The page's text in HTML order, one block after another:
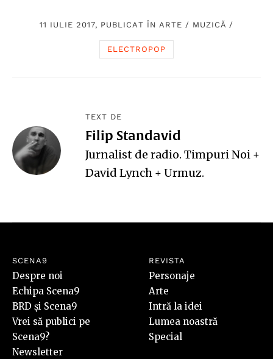
11 IULIE 2017, PUBLICAT ÎN ARTE / MUZICĂ /
ELECTROPOP
TEXT DE
Filip Standavid
Jurnalist de radio. Timpuri Noi +
David Lynch + Urmuz.
SCENA9
Despre noi
Echipa Scena9
BRD și Scena9
Vrei să publici pe
Scena9?
Newsletter
REVISTA
Personaje
Arte
Intră la idei
Lumea noastră
Special